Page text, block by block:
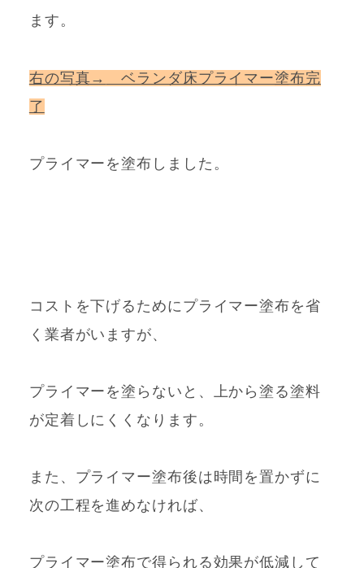
ます。
右の写真→
ベランダ床プライマー塗布完
了
プライマーを塗布しました。
コストを下げるためにプライマー塗布を省
く業者がいますが、
プライマーを塗らないと、上から塗る塗料
が定着しにくくなります。
また、プライマー塗布後は時間を置かずに
次の工程を進めなければ、
プライマー塗布で得られる効果が低減して